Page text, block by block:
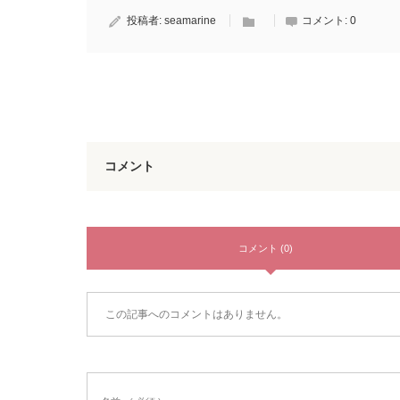
投稿者: seamarine コメント: 0
コメント
コメント (0)
この記事へのコメントはありません。